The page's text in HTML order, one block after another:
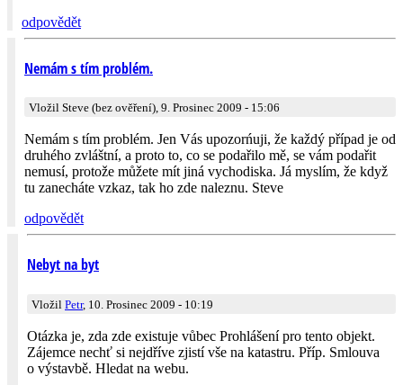
odpovědět
Nemám s tím problém.
Vložil Steve (bez ověření), 9. Prosinec 2009 - 15:06
Nemám s tím problém. Jen Vás upozorńuji, že každý případ je od
druhého zvláštní, a proto to, co se podařilo mě, se vám podařit
nemusí, protože můžete mít jiná vychodiska. Já myslím, že když
tu zanecháte vzkaz, tak ho zde naleznu. Steve
odpovědět
Nebyt na byt
Vložil Petr, 10. Prosinec 2009 - 10:19
Otázka je, zda zde existuje vůbec Prohlášení pro tento objekt.
Zájemce nechť si nejdříve zjistí vše na katastru. Příp. Smlouva
o výstavbě. Hledat na webu.